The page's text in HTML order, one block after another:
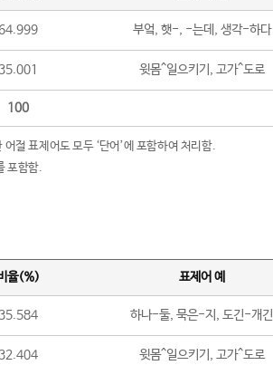
부엌, 햇-, -는데, 생각-하다
윗몸^일으키기, 고가^도로
100
절 표제어도 모두 ‘단어’에 포함하여 처리함.
포함함.
율(%) 표제어 예
하나-둘, 묵은-지, 도긴-개긴
윗몸^일으키기, 고가^도로